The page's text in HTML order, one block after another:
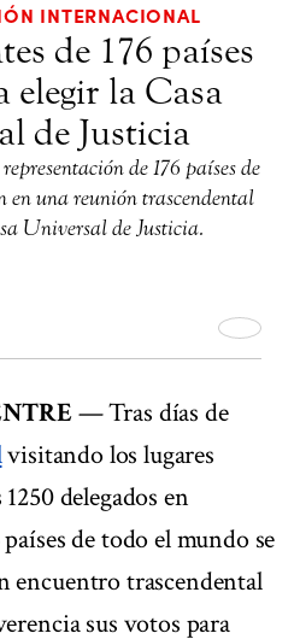
INTERNACIONAL
de 176 países
elegir la Casa
de Justicia
de 176 países de
en una reunión trascendental
Universal de Justicia.
— Tras días de
visitando los lugares
delegados en
de todo el mundo se
encuentro trascendental
sus votos para